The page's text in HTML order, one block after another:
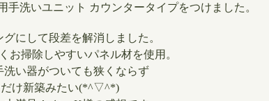
洗いユニット カウンタータイプをつけました。
にして段差を解消しました。
お掃除しやすいパネル材を使用。
洗い器がついても狭くならず
だけ新築みたい(*^▽^*)